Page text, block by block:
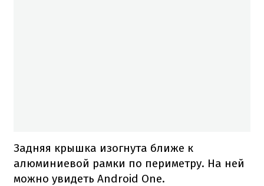
Задняя крышка изогнута ближе к
алюминиевой рамки по периметру. На ней
можно увидеть Android One.